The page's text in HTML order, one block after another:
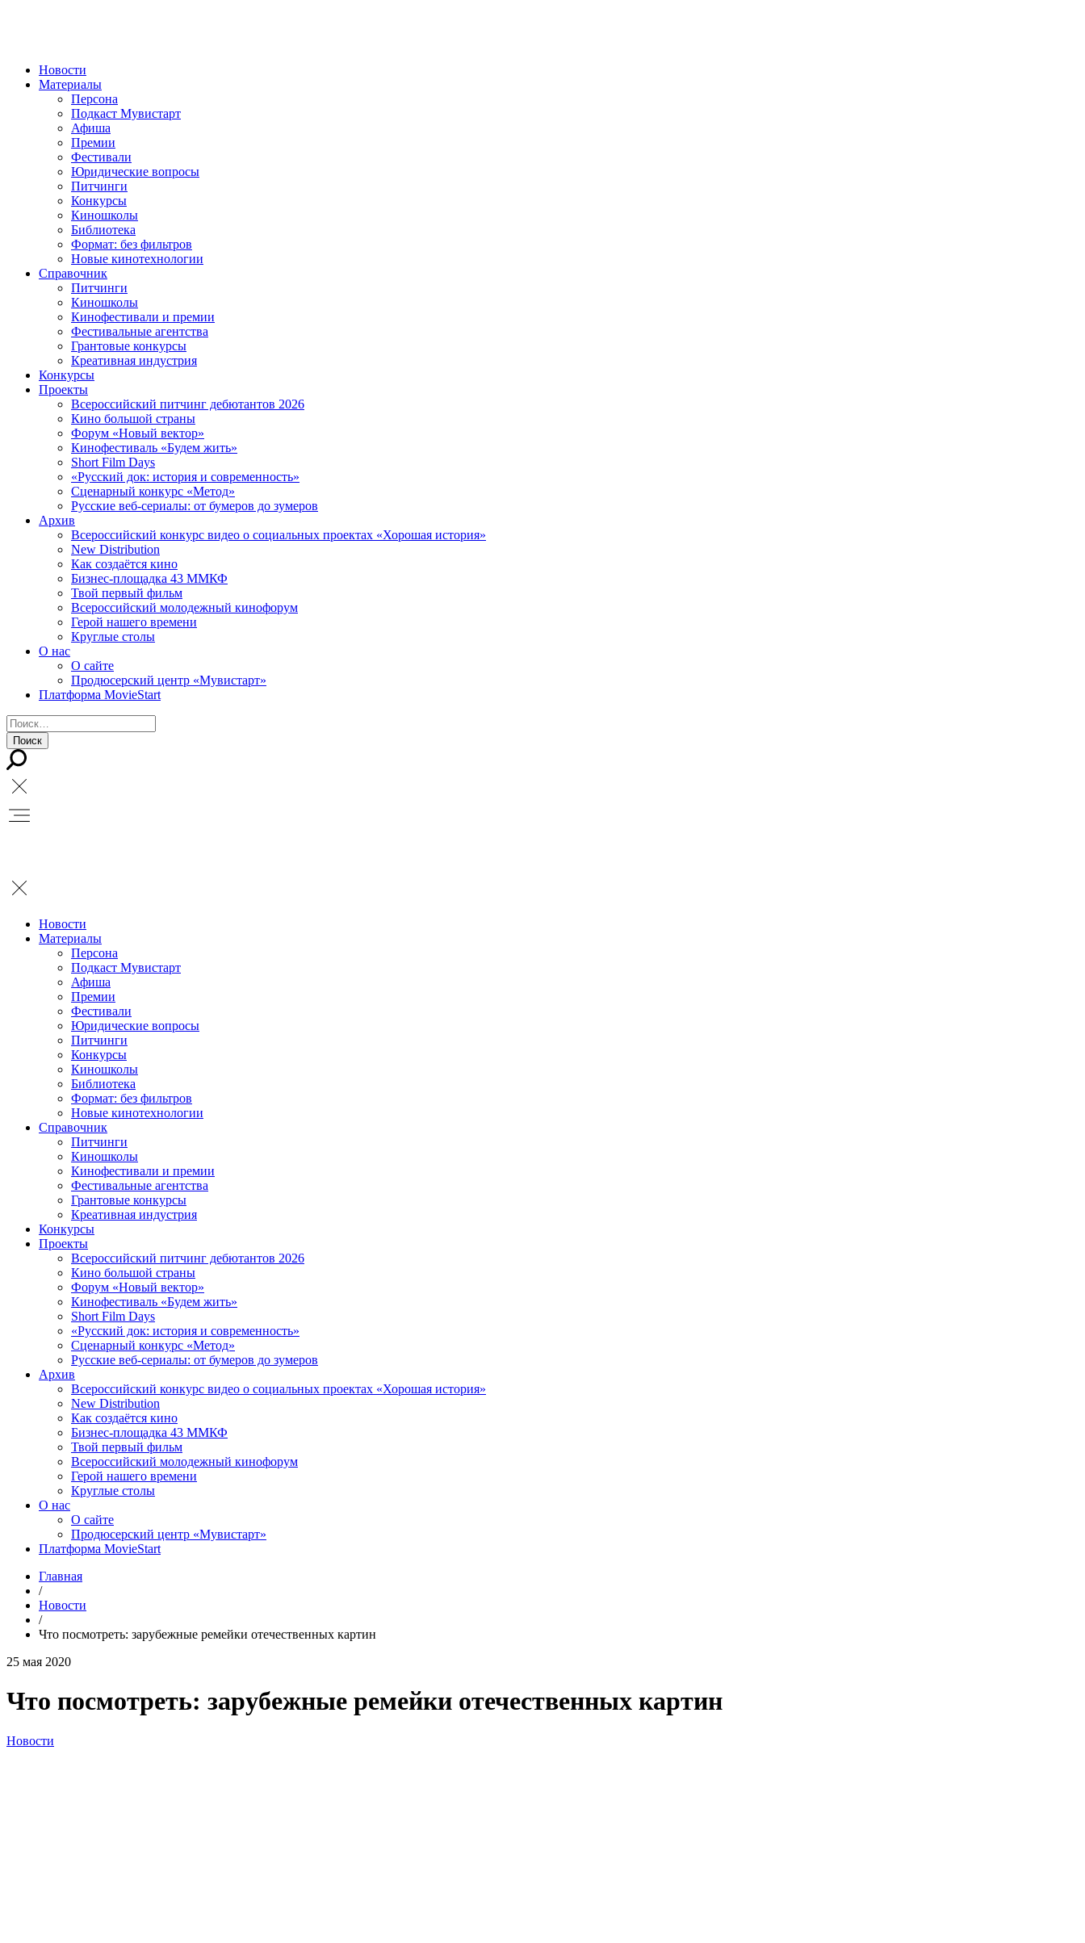
Новости
Материалы
Персона
Подкаст Мувистарт
Афиша
Премии
Фестивали
Юридические вопросы
Питчинги
Конкурсы
Киношколы
Библиотека
Формат: без фильтров
Новые кинотехнологии
Справочник
Питчинги
Киношколы
Кинофестивали и премии
Фестивальные агентства
Грантовые конкурсы
Креативная индустрия
Конкурсы
Проекты
Всероссийский питчинг дебютантов 2026
Кино большой страны
Форум «Новый вектор»
Кинофестиваль «Будем жить»
Short Film Days
«Русский док: история и современность»
Сценарный конкурс «Метод»
Русские веб-сериалы: от бумеров до зумеров
Архив
Всероссийский конкурс видео о социальных проектах «Хорошая история»
New Distribution
Как создаётся кино
Бизнес-площадка 43 ММКФ
Твой первый фильм
Всероссийский молодежный кинофорум
Герой нашего времени
Круглые столы
О нас
О сайте
Продюсерский центр «Мувистарт»
Платформа MovieStart
Новости
Материалы
Персона
Подкаст Мувистарт
Афиша
Премии
Фестивали
Юридические вопросы
Питчинги
Конкурсы
Киношколы
Библиотека
Формат: без фильтров
Новые кинотехнологии
Справочник
Питчинги
Киношколы
Кинофестивали и премии
Фестивальные агентства
Грантовые конкурсы
Креативная индустрия
Конкурсы
Проекты
Всероссийский питчинг дебютантов 2026
Кино большой страны
Форум «Новый вектор»
Кинофестиваль «Будем жить»
Short Film Days
«Русский док: история и современность»
Сценарный конкурс «Метод»
Русские веб-сериалы: от бумеров до зумеров
Архив
Всероссийский конкурс видео о социальных проектах «Хорошая история»
New Distribution
Как создаётся кино
Бизнес-площадка 43 ММКФ
Твой первый фильм
Всероссийский молодежный кинофорум
Герой нашего времени
Круглые столы
О нас
О сайте
Продюсерский центр «Мувистарт»
Платформа MovieStart
Главная
/
Новости
/
Что посмотреть: зарубежные ремейки отечественных картин
25 мая 2020
Что посмотреть: зарубежные ремейки отечественных картин
Новости